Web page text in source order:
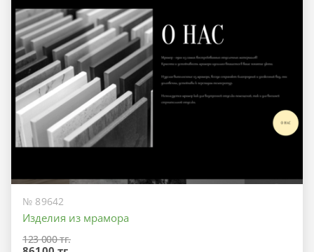
№ 89642
Изделия из мрамора
123 000 тг.